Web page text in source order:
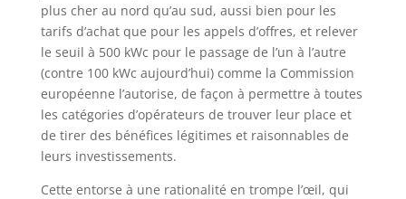
plus cher au nord qu’au sud, aussi bien pour les
tarifs d’achat que pour les appels d’offres, et relever
le seuil à 500 kWc pour le passage de l’un à l’autre
(contre 100 kWc aujourd’hui) comme la Commission
européenne l’autorise, de façon à permettre à toutes
les catégories d’opérateurs de trouver leur place et
de tirer des bénéfices légitimes et raisonnables de
leurs investissements.
Cette entorse à une rationalité en trompe l’œil, qui